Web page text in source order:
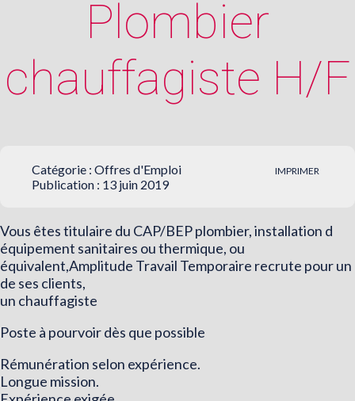
Plombier
chauffagiste H/F
IMPRIMER
Catégorie : Offres d'Emploi
Publication : 13 juin 2019
Vous êtes titulaire du CAP/BEP plombier, installation d
équipement sanitaires ou thermique, ou
équivalent,Amplitude Travail Temporaire recrute pour un
de ses clients,
un chauffagiste
Poste à pourvoir dès que possible
Rémunération selon expérience.
Longue mission.